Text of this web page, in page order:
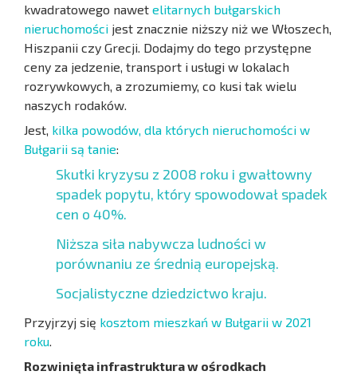
kwadratowego nawet elitarnych bułgarskich
nieruchomości jest znacznie niższy niż we Włoszech,
Hiszpanii czy Grecji. Dodajmy do tego przystępne
ceny za jedzenie, transport i usługi w lokalach
rozrywkowych, a zrozumiemy, co kusi tak wielu
naszych rodaków.
Jest, kilka powodów, dla których nieruchomości w
Bułgarii są tanie:
Skutki kryzysu z 2008 roku i gwałtowny
spadek popytu, który spowodował spadek
cen o 40%.
Niższa siła nabywcza ludności w
porównaniu ze średnią europejską.
Socjalistyczne dziedzictwo kraju.
Przyjrzyj się kosztom mieszkań w Bułgarii w 2021
roku
Rozwinięta infrastruktura w ośrodkach